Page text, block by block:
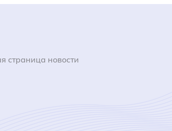
страница новости